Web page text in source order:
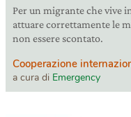
Per un migrante che vive
attuare correttamente le
non essere scontato.
Cooperazione
a cura di Emergency